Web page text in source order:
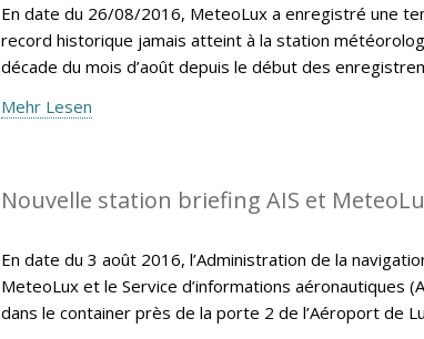
En date du 26/08/2016, MeteoLux a enregistré une
record historique jamais atteint à la station
décade du mois d’août depuis le début des
Mehr Lesen
Nouvelle station briefing AIS et
En date du 3 août 2016, l’Administration de la
MeteoLux et le Service d’informations aéronautiques
dans le container près de la porte 2 de l’Aéroport de